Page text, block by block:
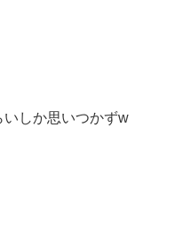
しか思いつかずw